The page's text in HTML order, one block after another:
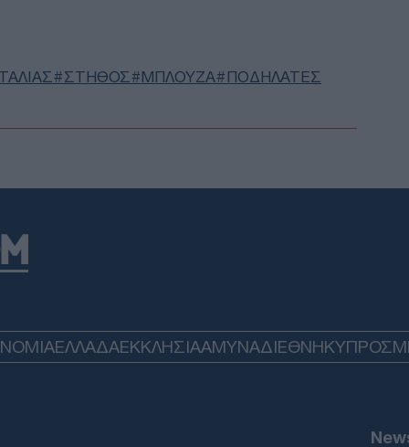
ΣΤΗΘΟΣ ΜΠΛΟΥΖΑ ΠΟΔΗΛΑΤΕΣ
ΕΛΛΑΔΑΕΚΚΛΗΣΙΑΑΜΥΝΑΔΙΕΘΝΗΚΥΠΡΟΣ